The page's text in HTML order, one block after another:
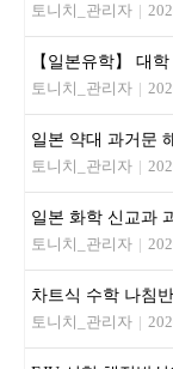
토니치_관리자 |
【일본유학】 대
토니치_관리자 |
일본 약대 과거문
토니치_관리자 |
일본 화학 신교과
토니치_관리자 |
차트식 수학 나침
토니치_관리자 |